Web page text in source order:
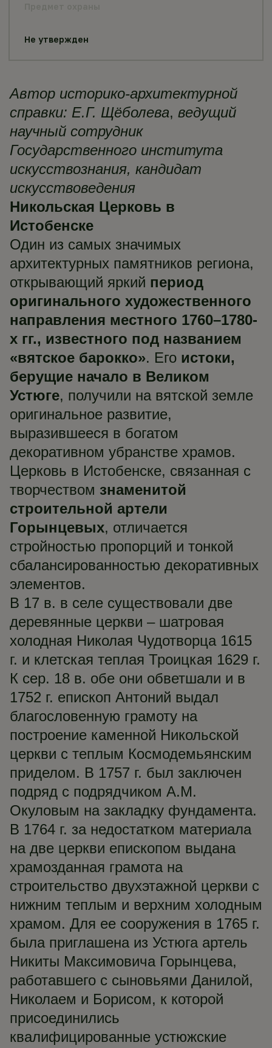
Не утвержден
Автор историко-архитектурной
справки: Е.Г. Щёболева, ведущий
научный сотрудник
Государственного института
искусствознания, кандидат
искусствоведения
Никольская Церковь в
Истобенске
Один из самых значимых
архитектурных памятников региона,
открывающий яркий период
оригинального художественного
направления местного 1760–1780-
х гг., известного под названием
«вятское барокко». Его истоки,
берущие начало в Великом
Устюге, получили на вятской земле
оригинальное развитие,
выразившееся в богатом
декоративном убранстве храмов.
Церковь в Истобенске, связанная с
творчеством знаменитой
строительной артели
Горынцевых, отличается
стройностью пропорций и тонкой
сбалансированностью декоративных
элементов.
В 17 в. в селе существовали две
деревянные церкви – шатровая
холодная Николая Чудотворца 1615
г. и клетская теплая Троицкая 1629 г.
К сер. 18 в. обе они обветшали и в
1752 г. епископ Антоний выдал
благословенную грамоту на
построение каменной Никольской
церкви с теплым Космодемьянским
приделом. В 1757 г. был заключен
подряд с подрядчиком А.М.
Окуловым на закладку фундамента.
В 1764 г. за недостатком материала
на две церкви епископом выдана
храмозданная грамота на
строительство двухэтажной церкви с
нижним теплым и верхним холодным
храмом. Для ее сооружения в 1765 г.
была приглашена из Устюга артель
Никиты Максимовича Горынцева,
работавшего с сыновьями Данилой,
Николаем и Борисом, к которой
присоединились
квалифицированные устюжские